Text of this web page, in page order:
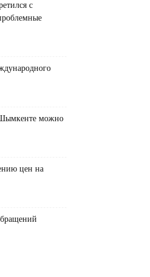
с
Шымкенте можно
цен на